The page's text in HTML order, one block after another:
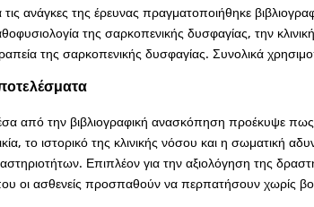
τις ανάγκες της έρευνας πραγματοποιήθηκε
της σαρκοπενικής δυσφαγίας, την
της σαρκοπενικής δυσφαγίας. Συνολικά
από την βιβλιογραφική ανασκόπηση προέκυψε πως
το ιστορικό της κλινικής νόσου και η σωματική
Επιπλέον για την αξιολόγηση της
οι ασθενείς προσπαθούν να περπατήσουν χωρίς